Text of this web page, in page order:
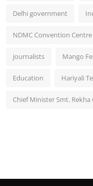
Delhi government
NDMC Convention Centre
journalists Mango
Education Hariyali
Chief Minister Smt. Rekha